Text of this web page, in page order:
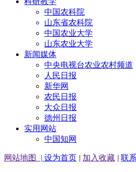
中国农科院
山东省农科院
中国农业大学
山东农业大学
新闻媒体
中央电视台农业农村频道
人民日报
新华网
农民日报
大众日报
德州日报
实用网站
中国知网
网站地图 | 设为首页 | 加入收藏 | 联